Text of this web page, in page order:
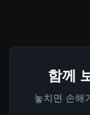
함께
놓치면 손해